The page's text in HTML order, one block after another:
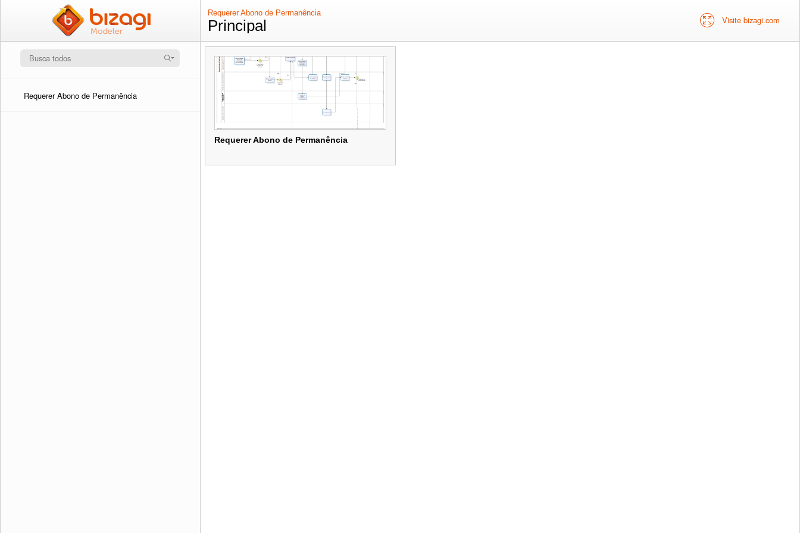
Requerer Abono de Permanência
Principal Visite bizagi.com
Requerer Abono de Permanência
Requerer Abono de Permanência